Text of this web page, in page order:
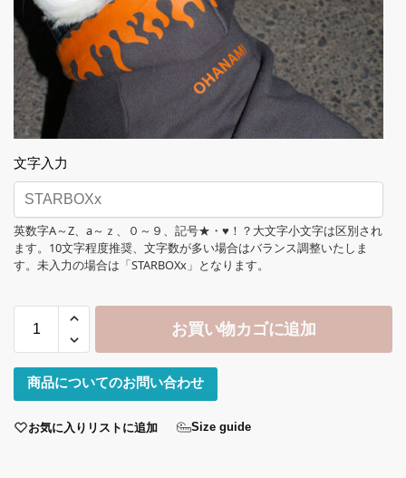
文字入力
英数字A～Z、a～ｚ、０～９、記号★・♥！？大文字小文字は区別され
ます。10文字程度推奨、文字数が多い場合はバランス調整いたしま
す。未入力の場合は「STARBOXx」となります。
お買い物カゴに追加
商品についてのお問い合わせ
お気に入りリストに追加 Size guide